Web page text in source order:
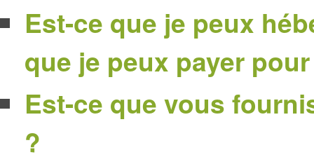
Est-ce que je peux
que je peux payer
Est-ce que vous
?